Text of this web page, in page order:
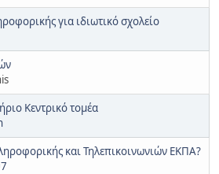
για ιδιωτικό σχολείο
Κεντρικό τομέα
και Τηλεπικοινωνιών ΕΚΠΑ?